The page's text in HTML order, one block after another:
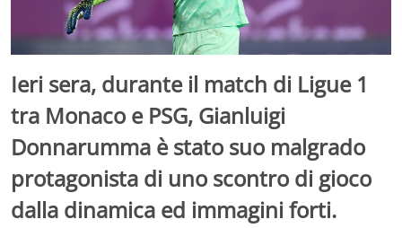
Ieri sera, durante il match di Ligue 1
tra Monaco e PSG, Gianluigi
Donnarumma è stato suo malgrado
protagonista di uno scontro di gioco
dalla dinamica ed immagini forti.